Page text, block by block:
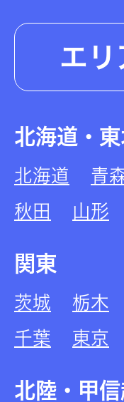
エリ
北海道・
北海道 青
秋田
山形
関東
茨城 栃木
千葉
東京
北陸・甲